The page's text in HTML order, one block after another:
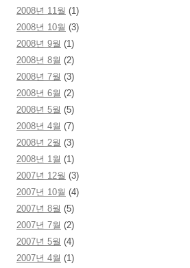
2008년 11월 (1)
2008년 10월 (3)
2008년 9월 (1)
2008년 8월 (2)
2008년 7월 (3)
2008년 6월 (2)
2008년 5월 (5)
2008년 4월 (7)
2008년 2월 (3)
2008년 1월 (1)
2007년 12월 (3)
2007년 10월 (4)
2007년 8월 (5)
2007년 7월 (2)
2007년 5월 (4)
2007년 4월 (1)